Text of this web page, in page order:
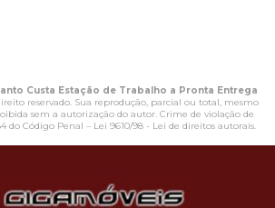
Custa Estação de Trabalho a Pronta Entrega
reservado. Sua reprodução, parcial ou total, mesmo
sem a autorização do autor. Crime de violação de
do Código Penal – Lei 9610/98 - Lei de direitos autorais.